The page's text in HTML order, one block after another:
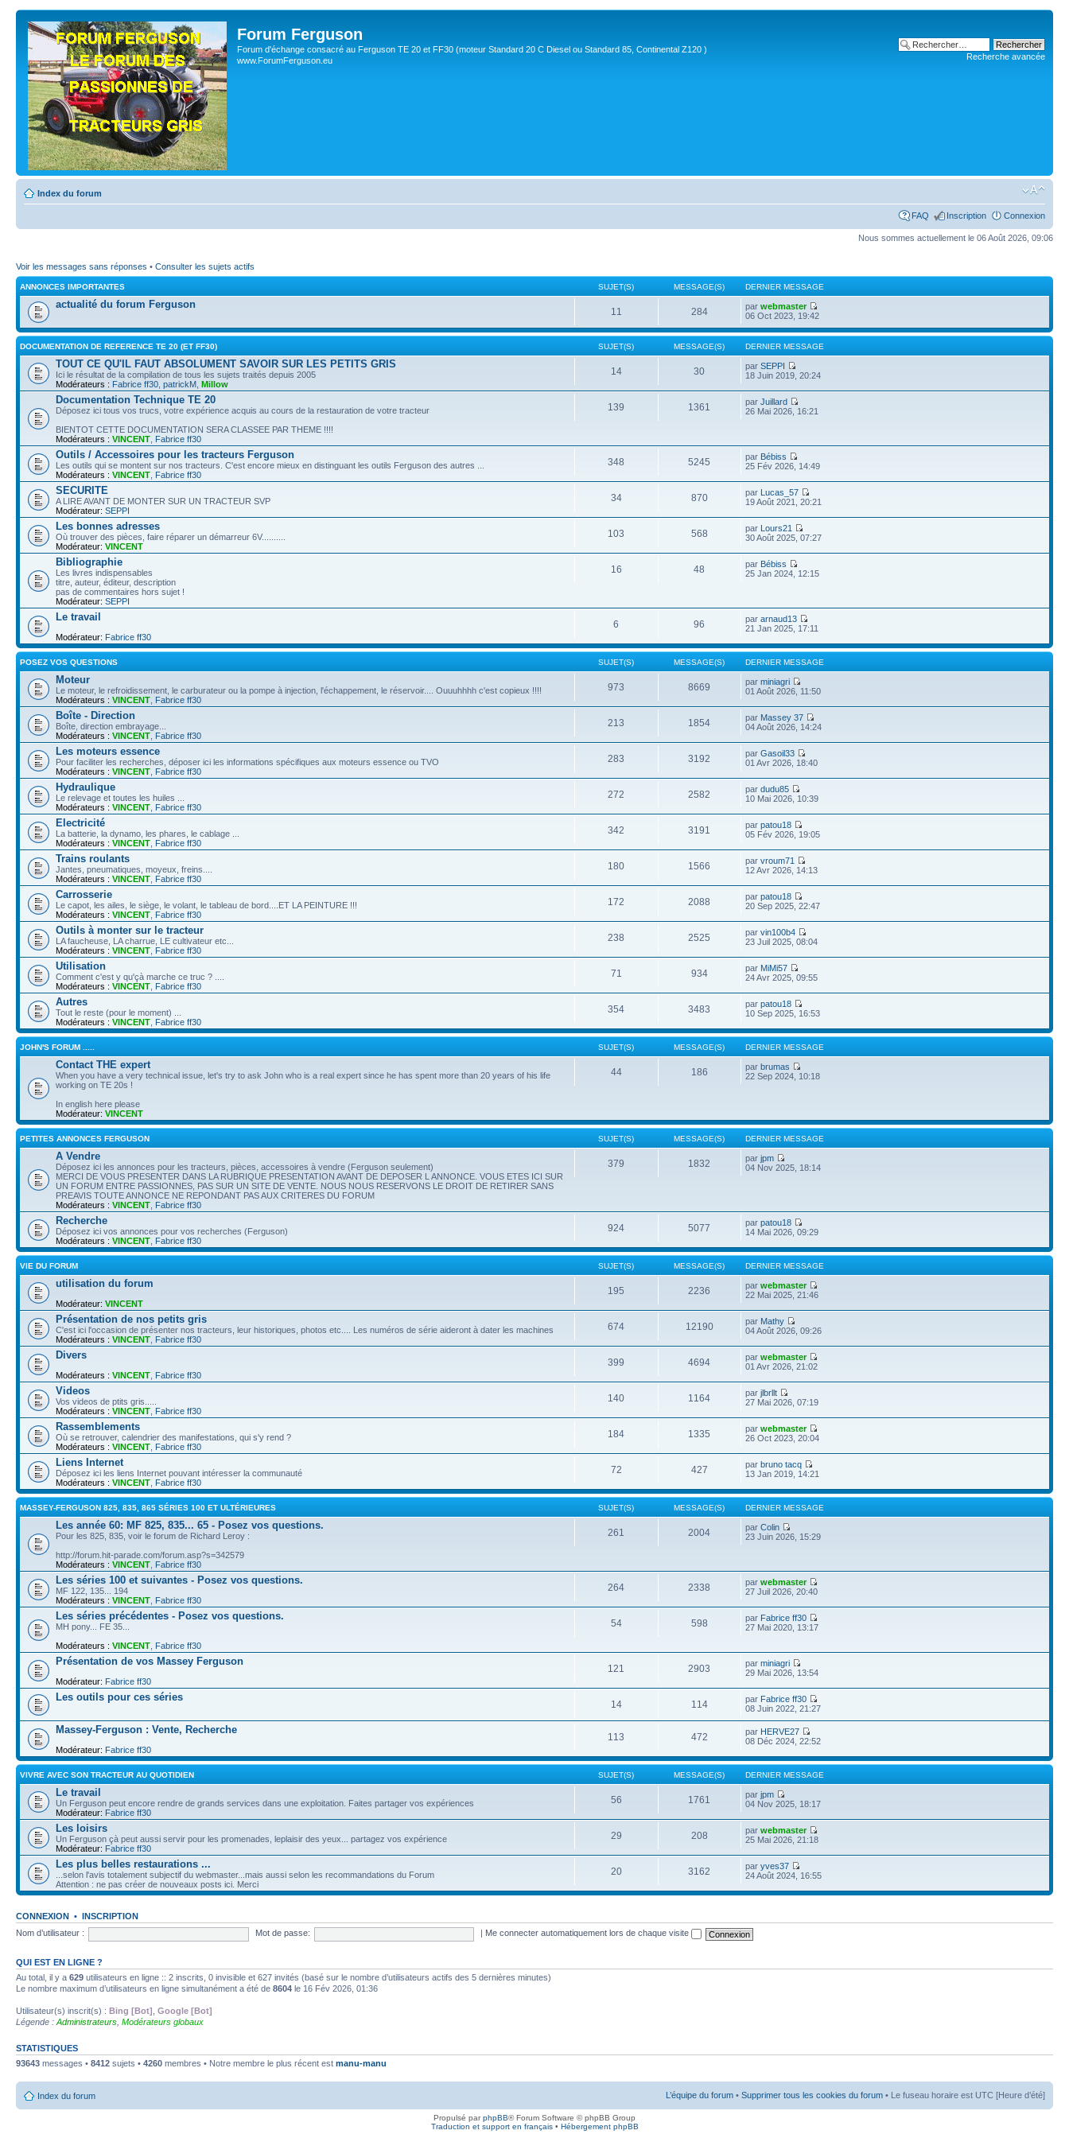
Forum Ferguson
Forum d'échange consacré au Ferguson TE 20 et FF30 (moteur Standard 20 C Diesel ou Standard 85, Continental Z120 )
www.ForumFerguson.eu
Recherche avancée
Index du forum
FAQ Inscription Connexion
Nous sommes actuellement le 06 Août 2026, 09:06
Voir les messages sans réponses • Consulter les sujets actifs
ANNONCES IMPORTANTES SUJET(S) MESSAGE(S) DERNIER MESSAGE
actualité du forum Ferguson
11 284 parwebmaster
06 Oct 2023, 19:42
DOCUMENTATION DE REFERENCE TE 20 (ET FF30) SUJET(S) MESSAGE(S) DERNIER MESSAGE
TOUT CE QU'IL FAUT ABSOLUMENT SAVOIR SUR LES PETITS GRIS
Ici le résultat de la compilation de tous les sujets traités depuis 2005
Modérateurs : Fabrice ff30 patrickM Millow
14 30 parSEPPI
18 Juin 2019, 20:24
Documentation Technique TE 20
Déposez ici tous vos trucs, votre expérience acquis au cours de la restauration de votre tracteur
BIENTOT CETTE DOCUMENTATION SERA CLASSEE PAR THEME !!!!
Modérateurs : VINCENT Fabrice ff30
139 1361 parJuillard
26 Mai 2026, 16:21
Outils / Accessoires pour les tracteurs Ferguson
Les outils qui se montent sur nos tracteurs. C'est encore mieux en distinguant les outils Ferguson des autres ...
Modérateurs : VINCENT Fabrice ff30
348 5245 par Bébiss
25 Fév 2026, 14:49
SECURITE
A LIRE AVANT DE MONTER SUR UN TRACTEUR SVP
Modérateur: SEPPI
34 870 par Lucas_57
19 Août 2021, 20:21
Les bonnes adresses
Où trouver des pièces, faire réparer un démarreur 6V..........
Modérateur: VINCENT
103 568 par Lours21
30 Août 2025, 07:27
Bibliographie
Les livres indispensables
titre, auteur, éditeur, description
pas de commentaires hors sujet !
Modérateur: SEPPI
16 48 par Bébiss
25 Jan 2024, 12:15
Le travail
Modérateur: Fabrice ff30
6 96 pararnaud13
21 Jan 2025, 17:11
POSEZ VOS QUESTIONS SUJET(S) MESSAGE(S) DERNIER MESSAGE
Moteur
Le moteur, le refroidissement, le carburateur ou la pompe à injection, l'échappement, le réservoir.... Ouuuhhhh c'est copieux !!!!
Modérateurs : VINCENT Fabrice ff30
973 8669 parminiagri
01 Août 2026, 11:50
Boîte - Direction
Boîte, direction embrayage...
Modérateurs : VINCENT Fabrice ff30
213 1854 par Massey 37
04 Août 2026, 14:24
Les moteurs essence
Pour faciliter les recherches, déposer ici les informations spécifiques aux moteurs essence ou TVO
Modérateurs : VINCENT Fabrice ff30
283 3192 parGasoil33
01 Avr 2026, 18:40
Hydraulique
Le relevage et toutes les huiles ...
Modérateurs : VINCENT Fabrice ff30
272 2582 pardudu85
10 Mai 2026, 10:39
Electricité
La batterie, la dynamo, les phares, le cablage ...
Modérateurs : VINCENT Fabrice ff30
342 3191 parpatou18
05 Fév 2026, 19:05
Trains roulants
Jantes, pneumatiques, moyeux, freins....
Modérateurs : VINCENT Fabrice ff30
180 1566 parvroum71
12 Avr 2026, 14:13
Carrosserie
Le capot, les ailes, le siège, le volant, le tableau de bord....ET LA PEINTURE !!!
Modérateurs : VINCENT Fabrice ff30
172 2088 parpatou18
20 Sep 2025, 22:47
Outils à monter sur le tracteur
LA faucheuse, LA charrue, LE cultivateur etc...
Modérateurs : VINCENT Fabrice ff30
238 2525 parvin100b4
23 Juil 2025, 08:04
Utilisation
Comment c'est y qu'çà marche ce truc ? ....
Modérateurs : VINCENT Fabrice ff30
71 934 par MiMi57
24 Avr 2025, 09:55
Autres
Tout le reste (pour le moment) ...
Modérateurs : VINCENT Fabrice ff30
354 3483 parpatou18
10 Sep 2025, 16:53
JOHN'S FORUM ..... SUJET(S) MESSAGE(S) DERNIER MESSAGE
Contact THE expert
When you have a very technical issue, let's try to ask John who is a real expert since he has spent more than 20 years of his life
working on TE 20s !
In english here please
Modérateur: VINCENT
44 186 parbrumas
22 Sep 2024, 10:18
PETITES ANNONCES FERGUSON SUJET(S) MESSAGE(S) DERNIER MESSAGE
A Vendre
Déposez ici les annonces pour les tracteurs, pièces, accessoires à vendre (Ferguson seulement)
MERCI DE VOUS PRESENTER DANS LA RUBRIQUE PRESENTATION AVANT DE DEPOSER L ANNONCE. VOUS ETES ICI SUR
UN FORUM ENTRE PASSIONNES, PAS SUR UN SITE DE VENTE. NOUS NOUS RESERVONS LE DROIT DE RETIRER SANS
PREAVIS TOUTE ANNONCE NE REPONDANT PAS AUX CRITERES DU FORUM
Modérateurs : VINCENT Fabrice ff30
379 1832 parjpm
04 Nov 2025, 18:14
Recherche
Déposez ici vos annonces pour vos recherches (Ferguson)
Modérateurs : VINCENT Fabrice ff30
924 5077 parpatou18
14 Mai 2026, 09:29
VIE DU FORUM SUJET(S) MESSAGE(S) DERNIER MESSAGE
utilisation du forum
Modérateur: VINCENT
195 2236 parwebmaster
22 Mai 2025, 21:46
Présentation de nos petits gris
C'est ici l'occasion de présenter nos tracteurs, leur historiques, photos etc.... Les numéros de série aideront à dater les machines
Modérateurs : VINCENT Fabrice ff30
674 12190 par Mathy
04 Août 2026, 09:26
Divers
Modérateurs : VINCENT Fabrice ff30
399 4694 parwebmaster
01 Avr 2026, 21:02
Videos
Vos videos de ptits gris.....
Modérateurs : VINCENT Fabrice ff30
140 1164 parjlbrllt
27 Mai 2026, 07:19
Rassemblements
Où se retrouver, calendrier des manifestations, qui s'y rend ?
Modérateurs : VINCENT Fabrice ff30
184 1335 parwebmaster
26 Oct 2023, 20:04
Liens Internet
Déposez ici les liens Internet pouvant intéresser la communauté
Modérateurs : VINCENT Fabrice ff30
72 427 parbruno tacq
13 Jan 2019, 14:21
MASSEY-FERGUSON 825, 835, 865 SÉRIES 100 ET ULTÉRIEURES SUJET(S) MESSAGE(S) DERNIER MESSAGE
Les année 60: MF 825, 835... 65 - Posez vos questions.
Pour les 825, 835, voir le forum de Richard Leroy :
http://forum.hit-parade.com/forum.asp?s=342579
Modérateurs : VINCENT Fabrice ff30
261 2004 parColin
23 Juin 2026, 15:29
Les séries 100 et suivantes - Posez vos questions.
MF 122, 135... 194
Modérateurs : VINCENT Fabrice ff30
264 2338 parwebmaster
27 Juil 2026, 20:40
Les séries précédentes - Posez vos questions.
MH pony... FE 35...
Modérateurs : VINCENT Fabrice ff30
54 598 par Fabrice ff30
27 Mai 2020, 13:17
Présentation de vos Massey Ferguson
Modérateur: Fabrice ff30
121 2903 parminiagri
29 Mai 2026, 13:54
Les outils pour ces séries
14 114 par Fabrice ff30
08 Juin 2022, 21:27
Massey-Ferguson : Vente, Recherche
Modérateur: Fabrice ff30
113 472 par HERVE27
08 Déc 2024, 22:52
VIVRE AVEC SON TRACTEUR AU QUOTIDIEN SUJET(S) MESSAGE(S) DERNIER MESSAGE
Le travail
Un Ferguson peut encore rendre de grands services dans une exploitation. Faites partager vos expériences
Modérateur: Fabrice ff30
56 1761 parjpm
04 Nov 2025, 18:17
Les loisirs
Un Ferguson çà peut aussi servir pour les promenades, leplaisir des yeux... partagez vos expérience
Modérateur: Fabrice ff30
29 208 parwebmaster
25 Mai 2026, 21:18
Les plus belles restaurations ...
...selon l'avis totalement subjectif du webmaster...mais aussi selon les recommandations du Forum
Attention : ne pas créer de nouveaux posts ici. Merci
20 3162 paryves37
24 Août 2024, 16:55
CONNEXION • INSCRIPTION
Nom d’utilisateur :
Mot de passe: Me connecter automatiquement lors de chaque visite
QUI EST EN LIGNE ?
Au total, il y a 629 utilisateurs en ligne :: 2 inscrits, 0 invisible et 627 invités (basé sur le nombre d’utilisateurs actifs des 5 dernières minutes)
Le nombre maximum d’utilisateurs en ligne simultanément a été de 8604 le 16 Fév 2026, 01:36
Utilisateur(s) inscrit(s) : Bing [Bot] Google [Bot]
Légende : Administrateurs Modérateurs globaux
STATISTIQUES
93643 messages • 8412 sujets • 4260 membres • Notre membre le plus récent est manu-manu
Index du forum L’équipe du forum • Supprimer tous les cookies du forum • Le fuseau horaire est UTC [Heure d’été]
Propulsé parphpBB® Forum Software © phpBB Group
Traduction et support en français• Hébergement phpBB